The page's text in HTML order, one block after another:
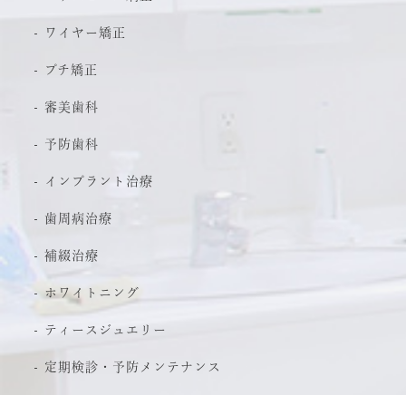
ワイヤー矯正
プチ矯正
審美歯科
予防歯科
インプラント治療
歯周病治療
補綴治療
ホワイトニング
ティースジュエリー
定期検診・予防メンテナンス